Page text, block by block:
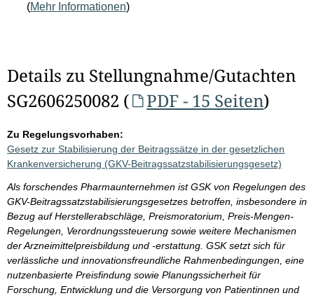
(Mehr Informationen)
Details zu Stellungnahme/Gutachten
SG2606250082 (
PDF - 15 Seiten)
Zu Regelungsvorhaben:
Gesetz zur Stabilisierung der Beitragssätze in der gesetzlichen
Krankenversicherung (GKV-Beitragssatzstabilisierungsgesetz)
Als forschendes Pharmaunternehmen ist GSK von Regelungen des
GKV-Beitragssatzstabilisierungsgesetzes betroffen, insbesondere in
Bezug auf Herstellerabschläge, Preismoratorium, Preis-Mengen-
Regelungen, Verordnungssteuerung sowie weitere Mechanismen
der Arzneimittelpreisbildung und -erstattung. GSK setzt sich für
verlässliche und innovationsfreundliche Rahmenbedingungen, eine
nutzenbasierte Preisfindung sowie Planungssicherheit für
Forschung, Entwicklung und die Versorgung von Patientinnen und